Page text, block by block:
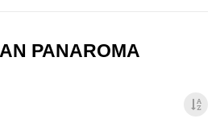
PANAROMA